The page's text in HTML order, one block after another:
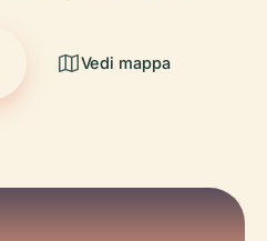
Vedi mappa